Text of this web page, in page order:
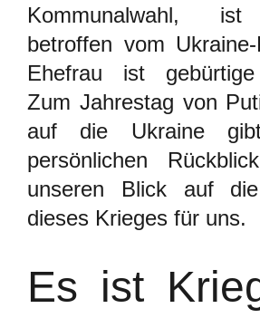
Kommunalwahl, ist
betroffen vom
Ehefrau ist gebürtige
Zum Jahrestag von
auf die Ukraine
persönlichen
unseren Blick auf
dieses Krieges für uns.
Es ist